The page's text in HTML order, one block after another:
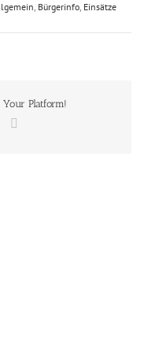
, Bürgerinfo, Einsätze
Your Platform!